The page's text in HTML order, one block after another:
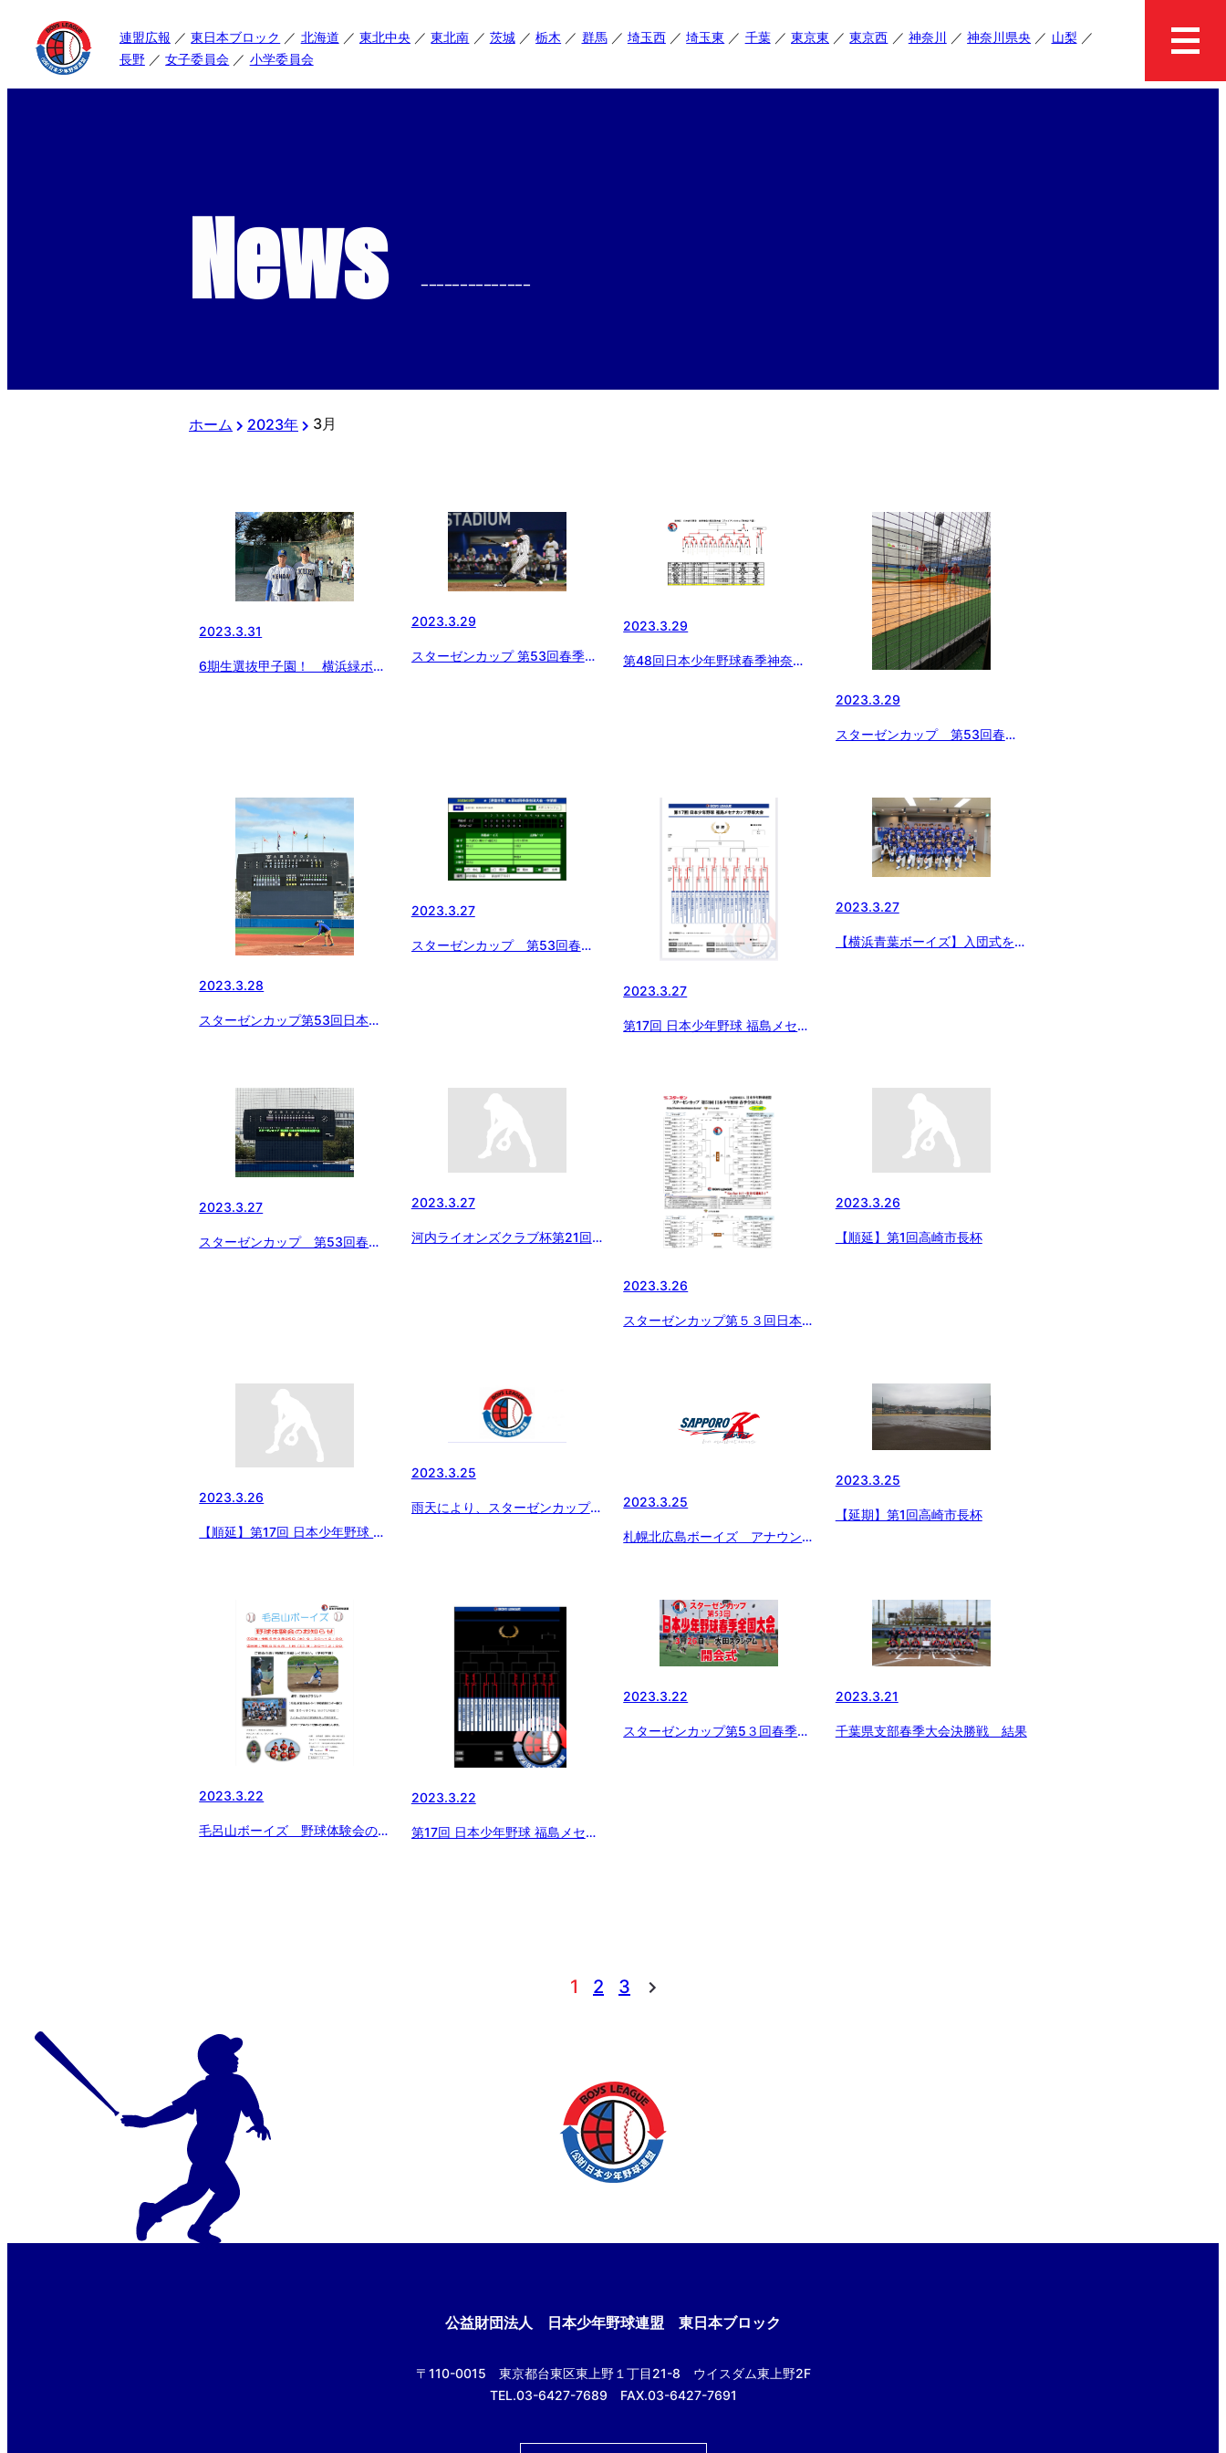
連盟広報 東日本ブロック 北海道 東北中央 東北南 茨城 栃木 群馬 埼玉西 埼玉東 千葉 東京東 東京西 神奈川 神奈川県央
山梨
長野
女子委員会 小学委員会
News --------------
ホーム 2023年 3月
2023.3.31
6期生選抜甲子園！ 横浜緑ボー
2023.3.29
スターゼンカップ 第53回春季全
2023.3.29
第48回日本少年野球春季神奈川
2023.3.29
スターゼンカップ 第53回春季
2023.3.28
スターゼンカップ第53回日本少
2023.3.27
スターゼンカップ 第53回春季
2023.3.27
第17回 日本少年野球 福島メセナ
2023.3.27
【横浜青葉ボーイズ】入団式を行
2023.3.27
スターゼンカップ 第53回春季
2023.3.27
河内ライオンズクラブ杯第21回
2023.3.26
スターゼンカップ第５３回日本少
2023.3.26
【順延】第1回高崎市長杯
2023.3.26
【順延】第17回 日本少年野球 福
2023.3.25
雨天により、スターゼンカップ第
2023.3.25
札幌北広島ボーイズ アナウンス
2023.3.25
【延期】第1回高崎市長杯
2023.3.22
毛呂山ボーイズ 野球体験会のお
2023.3.22
第17回 日本少年野球 福島メセナ
2023.3.22
スターゼンカップ第5３回春季全
2023.3.21
千葉県支部春季大会決勝戦 結果
1 2 3
公益財団法人 日本少年野球連盟 東日本ブロック
〒110-0015 東京都台東区東上野１丁目21-8 ウイスダム東上野2F
TEL.03-6427-7689 FAX.03-6427-7691